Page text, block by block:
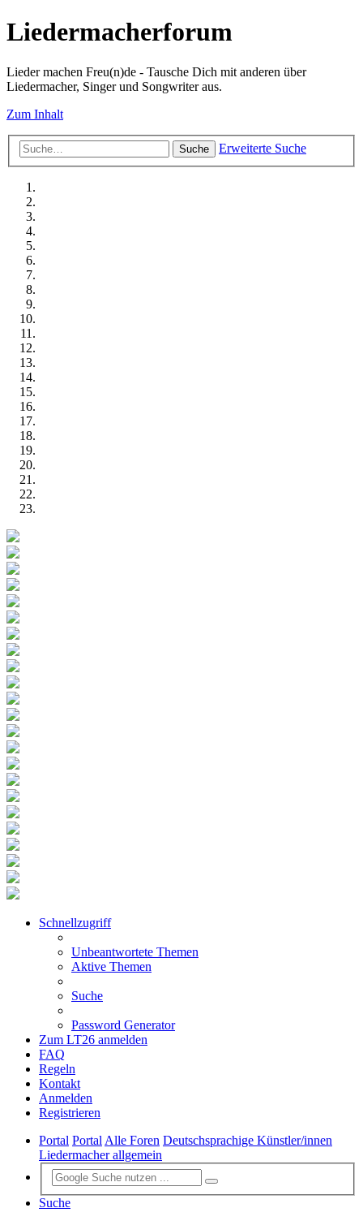
Liedermacherforum
Lieder machen Freu(n)de - Tausche Dich mit anderen über
Liedermacher, Singer und Songwriter aus.
Zum Inhalt
Suche Erweiterte Suche
Schnellzugriff
Unbeantwortete Themen
Aktive Themen
Suche
Password Generator
Zum LT26 anmelden
FAQ
Regeln
Kontakt
Anmelden
Registrieren
Portal PortalAlle Foren Deutschsprachige Künstler/innen
Liedermacher allgemein
Suche